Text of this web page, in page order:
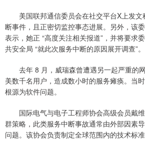
美国联邦通信委员会在社交平台X上发文
断事件，且正密切监控事态进展。另外，该
表示，她正 “高度关注相关报道”，并将要求
共安全局 “就此次服务中断的原因展开调查”。
去年 8 月，威瑞森曾遭遇另一起严重的
美数千名用户，造成数小时的服务瘫痪。当
根源为软件问题。
国际电气与电子工程师协会高级会员戴维
群策略，此类服务中断事故通常由外部因素
问题。该协会负责制定全球范围内的技术标准